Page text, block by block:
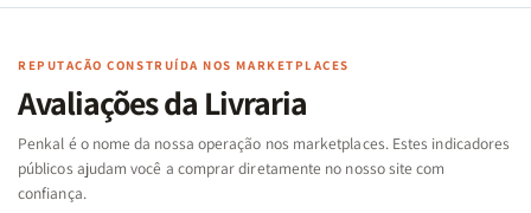
Cartas
Famílias
Bíblia
-
Penkal
Cartas
Famílias
da
Bíblia
-
Penkal
|
de
|
REPUTAÇÃO CONSTRUÍDA NOS MARKETPLACES
Avaliações da Livraria
Penkal é o nome da nossa operação nos marketplaces. Estes indicadores
públicos ajudam você a comprar diretamente no nosso site com
confiança.